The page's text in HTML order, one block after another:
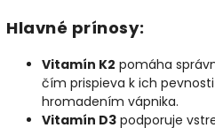
Hlavné prínosy:
Vitamín K2 pomáha
čím prispieva k ich
hromadením vápnika.
Vitamín D3 podporuje